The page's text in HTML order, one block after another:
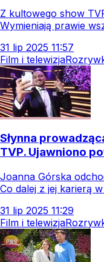
Z kultowego show
Wymieniają prawie
31 lip 2025 11:57
Film i telewizja
Słynna
TVP. Ujawniono
Joanna Górska
Co dalej z jej karierą
31 lip 2025 11:29
Film i telewizja